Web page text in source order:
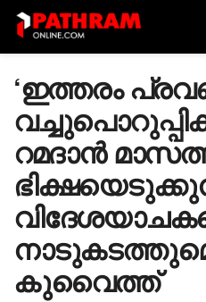
‘ഇത്തരം
റമദാൻ
കുവൈത്ത്